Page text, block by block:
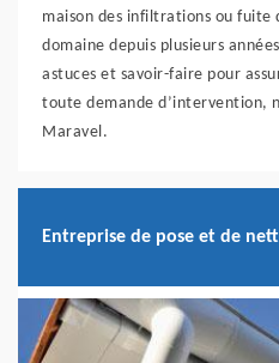
maison des infiltrations ou fuite
domaine depuis plusieurs
astuces et savoir-faire pour
toute demande d’intervention,
Maravel.
Entreprise de pose et de